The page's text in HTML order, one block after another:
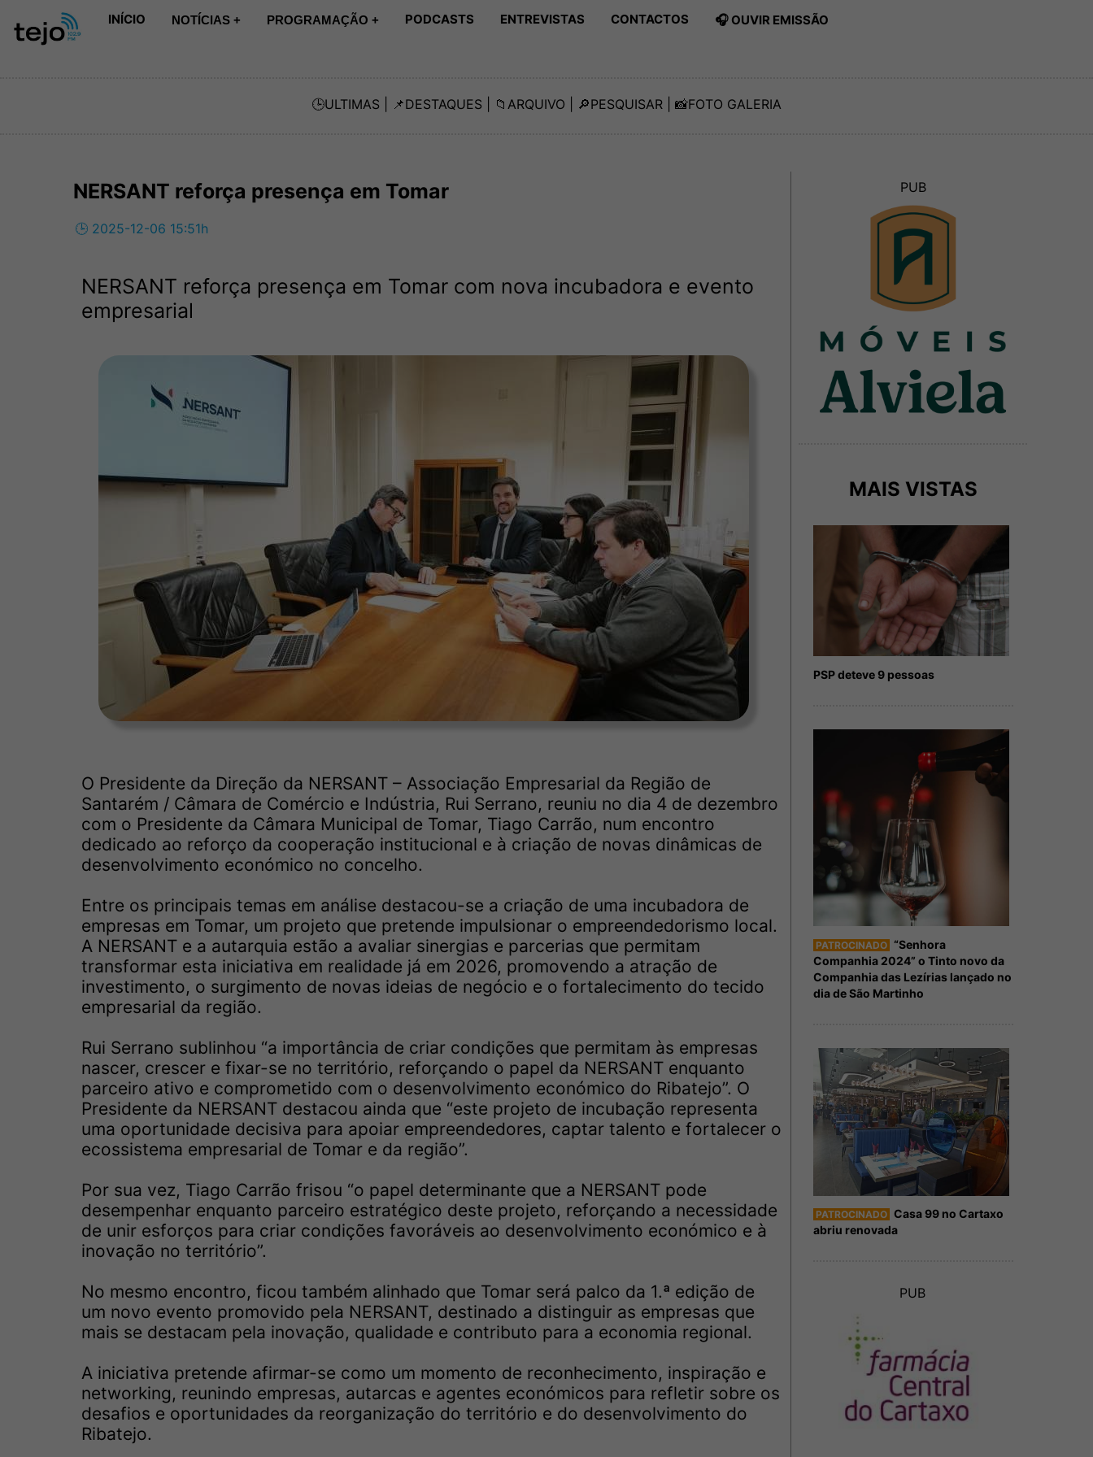
INÍCIO NOTÍCIAS + PROGRAMAÇÃO + PODCASTS ENTREVISTAS CONTACTOS 🎧 OUVIR EMISSÃO
🕒ULTIMAS | 📌DESTAQUES | 📁 ARQUIVO | 🔎PESQUISAR | 📸FOTO GALERIA
NERSANT reforça presença em Tomar
🕒 2025-12-06 15:51h
NERSANT reforça presença em Tomar com nova incubadora e evento
empresarial
O Presidente da Direção da NERSANT – Associação Empresarial da Região de
Santarém / Câmara de Comércio e Indústria, Rui Serrano, reuniu no dia 4 de dezembro
com o Presidente da Câmara Municipal de Tomar, Tiago Carrão, num encontro
dedicado ao reforço da cooperação institucional e à criação de novas dinâmicas de
desenvolvimento económico no concelho.
Entre os principais temas em análise destacou-se a criação de uma incubadora de
empresas em Tomar, um projeto que pretende impulsionar o empreendedorismo local.
A NERSANT e a autarquia estão a avaliar sinergias e parcerias que permitam
transformar esta iniciativa em realidade já em 2026, promovendo a atração de
investimento, o surgimento de novas ideias de negócio e o fortalecimento do tecido
empresarial da região.
Rui Serrano sublinhou “a importância de criar condições que permitam às empresas
nascer, crescer e fixar-se no território, reforçando o papel da NERSANT enquanto
parceiro ativo e comprometido com o desenvolvimento económico do Ribatejo”. O
Presidente da NERSANT destacou ainda que “este projeto de incubação representa
uma oportunidade decisiva para apoiar empreendedores, captar talento e fortalecer o
ecossistema empresarial de Tomar e da região”.
Por sua vez, Tiago Carrão frisou “o papel determinante que a NERSANT pode
desempenhar enquanto parceiro estratégico deste projeto, reforçando a necessidade
de unir esforços para criar condições favoráveis ao desenvolvimento económico e à
inovação no território”.
No mesmo encontro, ficou também alinhado que Tomar será palco da 1.ª edição de
um novo evento promovido pela NERSANT, destinado a distinguir as empresas que
mais se destacam pela inovação, qualidade e contributo para a economia regional.
A iniciativa pretende afirmar-se como um momento de reconhecimento, inspiração e
networking, reunindo empresas, autarcas e agentes económicos para refletir sobre os
desafios e oportunidades da reorganização do território e do desenvolvimento do
Ribatejo.
PUB
MAIS VISTAS
PSP deteve 9 pessoas
PATROCINADO “Senhora
Companhia 2024” o Tinto novo da
Companhia das Lezírias lançado no
dia de São Martinho
PATROCINADO Casa 99 no Cartaxo
abriu renovada
PUB